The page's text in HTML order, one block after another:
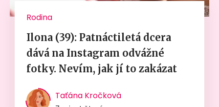
Rodina
Ilona (39): Patnáctiletá dcera
dává na Instagram odvážné
fotky. Nevím, jak jí to zakázat
Taťána Kročková